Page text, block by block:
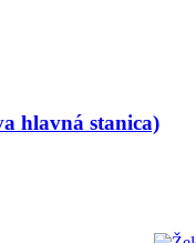
hlavná stanica)